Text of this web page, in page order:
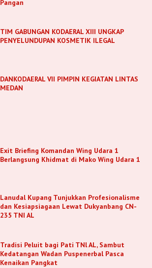
Pangan
TIM GABUNGAN KODAERAL XIII UNGKAP
PENYELUNDUPAN KOSMETIK ILEGAL
DANKODAERAL VII PIMPIN KEGIATAN LINTAS
MEDAN
Exit Briefing Komandan Wing Udara 1
Berlangsung Khidmat di Mako Wing Udara 1
Lanudal Kupang Tunjukkan Profesionalisme
dan Kesiapsiagaan Lewat Dukyanbang CN-
235 TNI AL
Tradisi Peluit bagi Pati TNl AL, Sambut
Kedatangan Wadan Puspenerbal Pasca
Kenaikan Pangkat